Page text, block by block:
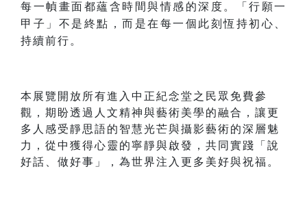
每一幀畫面都蘊含時間與情感的深度。「行願一
甲子」不是終點，而是在每一個此刻恆持初心、
持續前行。
本展覽開放所有進入中正紀念堂之民眾免費參
觀，期盼透過人文精神與藝術美學的融合，讓更
多人感受靜思語的智慧光芒與攝影藝術的深層魅
力，從中獲得心靈的寧靜與啟發，共同實踐「說
好話、做好事」，為世界注入更多美好與祝福。